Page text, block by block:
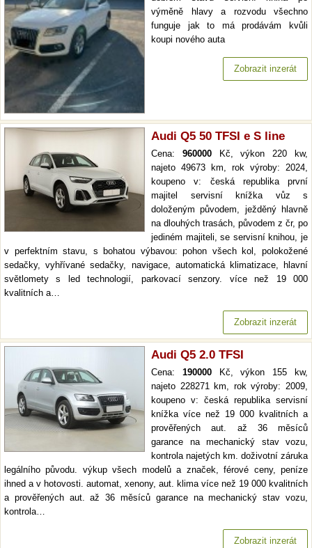
výměně hlavy a rozvodu všechno
funguje jak to má prodávám kvůli
koupi nového auta
Zobrazit inzerát
Audi Q5 50 TFSI e S line
Cena: 960000Kč, výkon 220 kw,
najeto 49673 km, rok výroby: 2024,
koupeno v: česká republika první
majitel servisní knížka vůz s
doloženým původem, ježděný hlavně
na dlouhých trasách, původem z čr, po
jediném majiteli, se servisní knihou, je
v perfektním stavu, s bohatou výbavou: pohon všech kol, polokožené
sedačky, vyhřívané sedačky, navigace, automatická klimatizace, hlavní
světlomety s led technologií, parkovací senzory. více než 19 000
kvalitních a…
Zobrazit inzerát
Audi Q5 2.0 TFSI
Cena: 190000Kč, výkon 155 kw,
najeto 228271 km, rok výroby: 2009,
koupeno v: česká republika servisní
knížka více než 19 000 kvalitních a
prověřených aut. až 36 měsíců
garance na mechanický stav vozu,
kontrola najetých km. doživotní záruka
legálního původu. výkup všech modelů a značek, férové ceny, peníze
ihned a v hotovosti. automat, xenony, aut. klima více než 19 000 kvalitních
a prověřených aut. až 36 měsíců garance na mechanický stav vozu,
kontrola…
Zobrazit inzerát